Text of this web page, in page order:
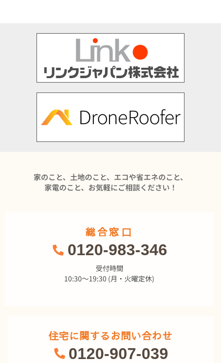
家のこと、土地のこと、エコや省エネのこと、
家電のこと、お気軽にご相談ください！
総合窓口
0120-983-346
受付時間
10:30～19:30 (月・火曜定休)
住宅に関するお問い合わせ
0120-907-039